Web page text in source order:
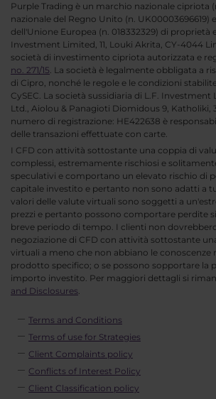
Purple Trading è un marchio nazionale cipriota
nazionale del Regno Unito (n. UK00003696619)
dell'Unione Europea (n. 018332329) di proprietà
Investment Limited, 11, Louki Akrita, CY-4044
società di investimento cipriota autorizzata e
no. 271/15. La società è legalmente obbligata a
di Cipro, nonché le regole e le condizioni
CySEC. La società sussidiaria di L.F.
Ltd., Aiolou & Panagioti Diomidous 9, Katholiki,
numero di registrazione: HE422638 è
delle transazioni effettuate con carte.
I CFD con attività sottostante una coppia di
complessi, estremamente rischiosi e
speculativi e comportano un elevato rischio di
capitale investito e pertanto non sono adatti a
valori delle valute virtuali sono soggetti a
prezzi e pertanto possono comportare perdite
breve periodo di tempo. I clienti non
negoziazione di CFD con attività sottostante
virtuali a meno che non abbiano le conoscenze
prodotto specifico; o se possono sopportare la
importo investito. Per maggiori dettagli si
and Disclosures.
Terms and Conditions
Terms of use for Strategies
Client Complaints policy
Conflicts of Interest Policy
Client Classification policy